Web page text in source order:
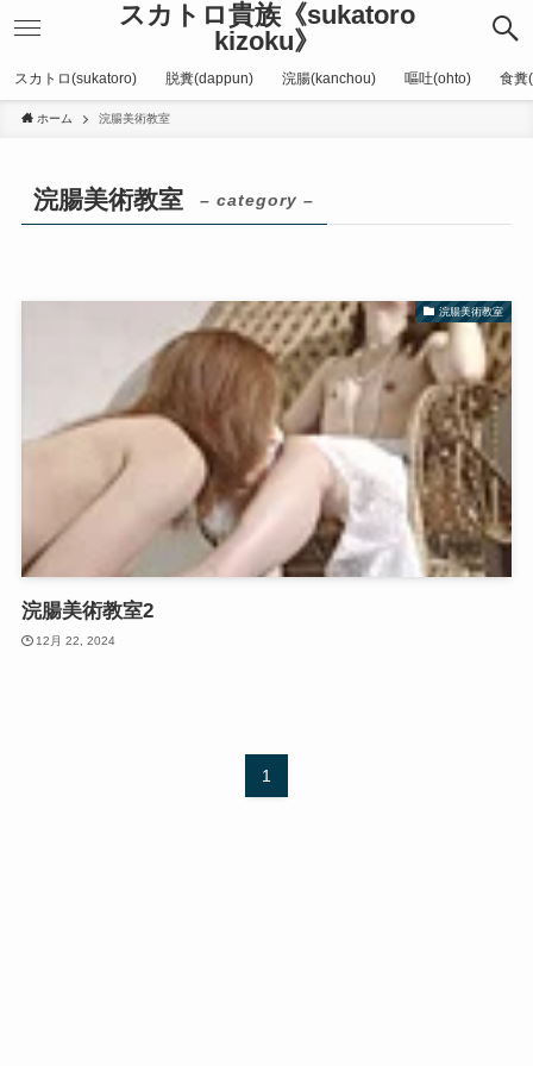
スカトロ貴族《sukatoro
kizoku》
スカトロ(sukatoro) 脱糞(dappun) 浣腸(kanchou) 嘔吐(ohto) 食糞
ホーム 浣腸美術教室
浣腸美術教室 – category –
浣腸美術教室
浣腸美術教室2
12月 22, 2024
1